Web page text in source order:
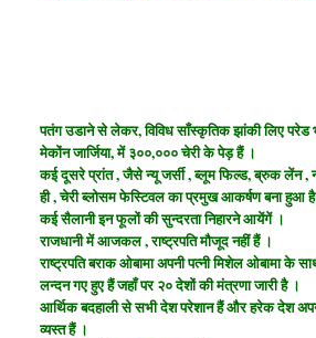
पतंग उडाने से लेकर, विविध साँस्कृतिक झांकी लिए
मेकोंन जार्जिया, में ३००,००० चेरी के पेड़ हैं ।
कई दूसरे प्रांत , जैसे न्यू जर्सी , ब्लूम फिल्ड, ब्रुक लेंन ,
ही , चेरी ब्लोसम फेस्टिवल का प्रमुख आकर्षण बना हुआ
कई सैलानी इन फूलों की सुन्दरता निहारने आयेंगें ।
राजधानी में आजकल , राष्ट्रपति मौजूद नहीं हैं ।
राष्ट्रपति बराक ओबामा अपनी पत्नी मिशेल ओबामा के
लन्दन गए हुए हैं जहाँ पर२० देशों की मंत्रणा जारी है ।
आर्थिक बदहाली से सभी देश परेशान हैं और हरेक देश
व्यस्त हैं ।